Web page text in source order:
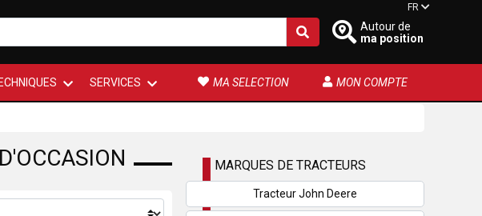
Autour de
ma position
FR
SERVICES MA SELECTION MON COMPTE
MARQUES DE TRACTEURS
Tracteur John Deere